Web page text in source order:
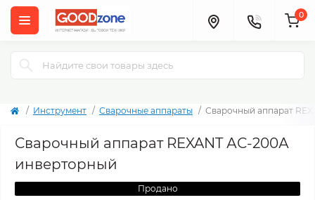
0
Инструмент Сварочные аппараты Сварочный аппарат
Сварочный аппарат REXANT АС-200А
инверторный
Продано